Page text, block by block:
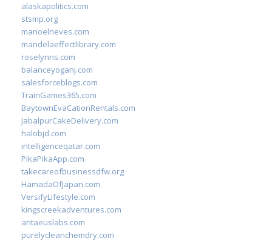
alaskapolitics.com
stsmp.org
manoelneves.com
mandelaeffectlibrary.com
roselynns.com
balanceyoganj.com
salesforceblogs.com
TrainGames365.com
BaytownEvaCationRentals.com
JabalpurCakeDelivery.com
halobjd.com
intelligenceqatar.com
PikaPikaApp.com
takecareofbusinessdfw.org
HamadaOfJapan.com
VersifyLifestyle.com
kingscreekadventures.com
antaeuslabs.com
purelycleanchemdry.com